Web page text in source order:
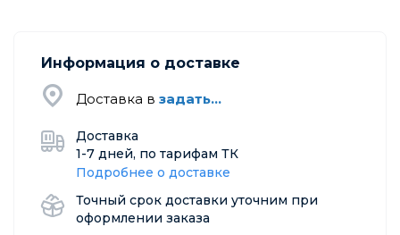
Информация о доставке
Доставка в задать...
Доставка
1-7 дней, по тарифам ТК
Подробнее о доставке
Точный срок доставки уточним при
оформлении заказа